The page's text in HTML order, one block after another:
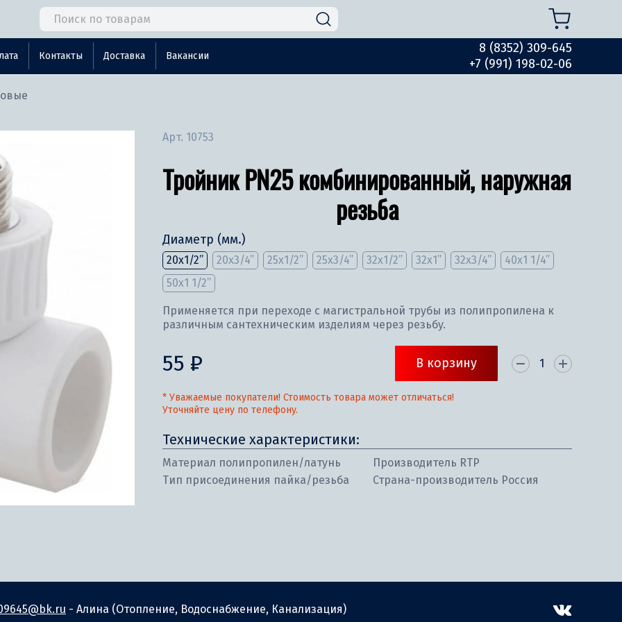
Контакты Доставка Вакансии
8 (8352) 309-645
+7 (991) 198-02-06
Арт. 10753
Тройник PN25 комбинированный, наружная
резьба
Диаметр (мм.)
20х1/2” 20х3/4” 25х1/2” 25х3/4” 32х1/2” 32х1” 32х3/4”
40х1 1/4”
50х1 1/2”
Применяется при переходе с магистральной трубы из полипропилена к
различным сантехническим изделиям через резьбу.
55 ₽ В корзину
* Уважаемые покупатели! Стоимость товара может отличаться!
Уточняйте цену по телефону.
Технические характеристики:
Материал полипропилен/латунь
Тип присоединения пайка/резьба
Производитель RTP
Страна-производитель Россия
- Алина (Отопление, Водоснабжение, Канализация)